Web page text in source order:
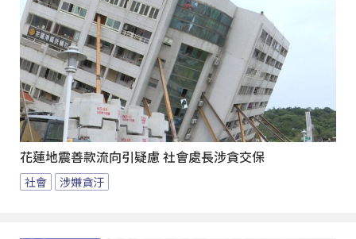
花蓮地震善款流向引疑慮 社會處長涉貪交保
社會 涉嫌貪汙